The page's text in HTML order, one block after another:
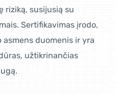
riziką, susijusią su
Sertifikavimas įrodo,
duomenis ir yra
užtikrinančias